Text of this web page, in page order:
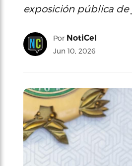
exposición pública de
Por NotiCel
Jun 10, 2026